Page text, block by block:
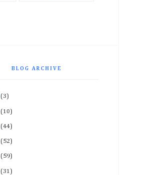
BLOG ARCHIVE
(3)
(10)
(44)
(52)
(59)
(31)